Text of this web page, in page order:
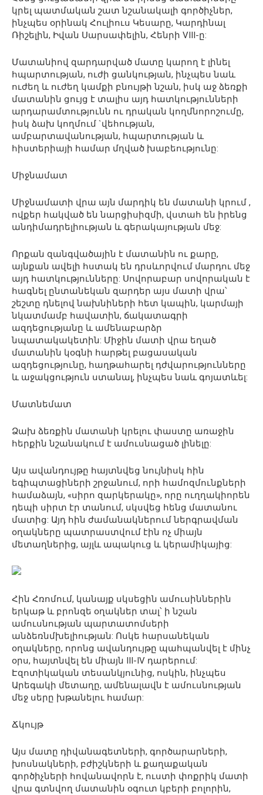
կրել պատմական շատ նշանակալի գործիչներ,
ինչպես օրինակ Հուլիուս Կեսարը, Կարդինալ
Ռիշելին, Իվան Սարսափելին, Հենրի VIII-ը:
Մատանիով զարդարված մատը կարող է լինել
հպարտության, ուժի ցանկության, ինչպես նաև
ուժեղ և ուժեղ կամքի բնույթի նշան, իսկ աջ ձեռքի
մատանին ցույց է տալիս այդ հատկությունների
արդարամտությունն ու դրական կողմնորոշումը,
իսկ ձախ կողմում `վեհության,
ամբարտավանության, հպարտության և
հիստերիայի համար մղված խաբեությունը:
Միջնամատ
Միջնամատի վրա այն մարդիկ են մատանի կրում ,
ովքեր հակված են նարցիսիզմի, վստահ են իրենց
անդիմադրելիության և գերակայության մեջ:
Որքան զանգվածային է մատանին ու քարը,
այնքան ավելի հստակ են դրսևորվում մարդու մեջ
այդ հատկությունները: Սովորաբար սովորական է
հագնել ընտանեկան զարդեր այս մատի վրա՝
շեշտը դնելով նախնիների հետ կապին, կարմայի
նկատմամբ հավատին, ճակատագրի
ազդեցությանը և ամենաբարձր
նպատակակետին: Միջին մատի վրա եղած
մատանին կօգնի հարթել բացասական
ազդեցությունը, հաղթահարել դժվարությունները
և աջակցություն ստանալ, ինչպես նաև գոյատևել:
Մատնեմատ
Ձախ ձեռքին մատանի կրելու փաստը առաջին
հերքին նշանակում է ամուսնացած լինելը:
Այս ավանդույթը հայտնվեց նույնիսկ հին
եգիպտացիների շրջանում, որի համոզմունքների
համաձայն, «սիրո զարկերակը», որը ուղղակիորեն
դեպի սիրտ էր տանում, սկսվեց հենց մատանու
մատից: Այդ հին ժամանակներում ներգրավման
օղակները պատրաստվում էին ոչ միայն
մետաղներից, այլև ապակուց և կերամիկայից:
Հին Հռոմում, կանայք սկսեցին ամուսիններին
երկաթ և բրոնզե օղակներ տալ՝ ի նշան
ամուսնության պարտատոմսերի
անձեռնմխելիության: Ոսկե հարսանեկան
օղակները, որոնց ավանդույթը պահպանվել է մինչ
օրս, հայտնվել են միայն III-IV դարերում:
Էզոտիկական տեսանկյունից, ոսկին, ինչպես
Արեգակի մետաղը, ամենալավն է ամուսնության
մեջ սերը խթանելու համար:
Ճկույթ
Այս մատը դիվանագետների, գործարարների,
խոսնակների, բժիշկների և քաղաքական
գործիչների հովանավորն է, ուստի փոքրիկ մատի
վրա գտնվող մատանին օգուտ կբերի բոլորին,